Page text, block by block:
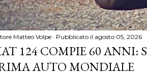
Matteo Volpe Pubblicato il agosto 05, 2026
124 COMPIE 60 ANNI:
AUTO MONDIALE